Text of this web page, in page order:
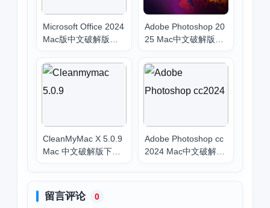
Microsoft Office 2024
Mac版中文破解版下
2021
Adobe Photoshop 20
25 Mac中文破解版下
CleanMyMac X 5.0.9
Mac 中文破解版下载
Adobe Photoshop cc
2024 Mac中文破解版
留言评论 0